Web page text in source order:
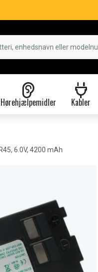
Hørehjælpemidler Kabler
6.0V, 4200 mAh